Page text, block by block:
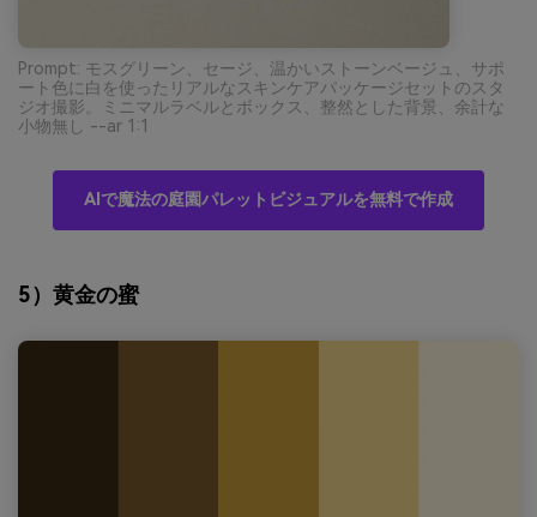
Prompt: モスグリーン、セージ、温かいストーンベージュ、サポ
ート色に白を使ったリアルなスキンケアパッケージセットのスタ
ジオ撮影。ミニマルラベルとボックス、整然とした背景、余計な
小物無し --ar 1:1
AIで魔法の庭園パレットビジュアルを無料で作成
5）黄金の蜜